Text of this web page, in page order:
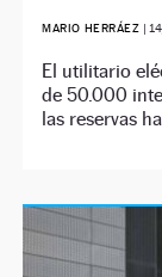
MARIO HERRÁEZ |
El utilitario
de 50.000
las reservas